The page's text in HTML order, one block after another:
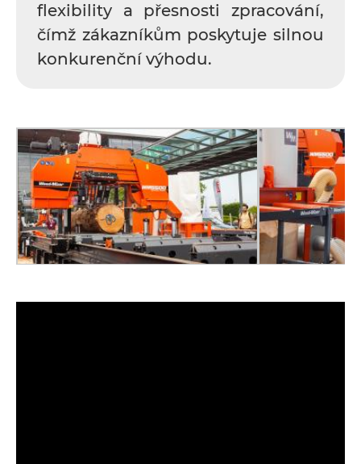
flexibility a přesnosti zpracování,
čímž zákazníkům poskytuje silnou
konkurenční výhodu.